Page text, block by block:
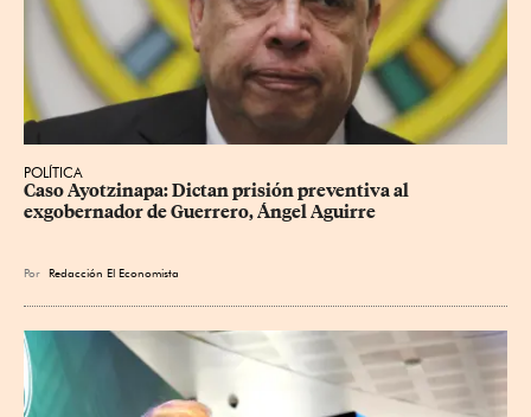
POLÍTICA
Caso Ayotzinapa: Dictan prisión preventiva al
exgobernador de Guerrero, Ángel Aguirre
Por Redacción El Economista